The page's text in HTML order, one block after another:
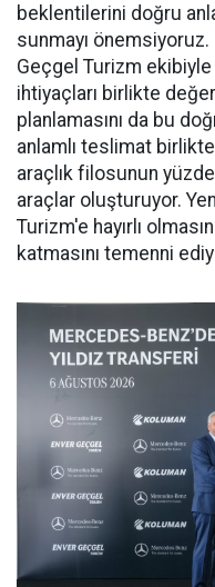
beklentilerini doğru
sunmayı
Geçgel Turizm ekibiyle
ihtiyaçları birlikte
planlamasını da bu
anlamlı teslimat
araçlık filosunun
araçlar oluşturuyor.
Turizm'e hayırlı
katmasını temenni